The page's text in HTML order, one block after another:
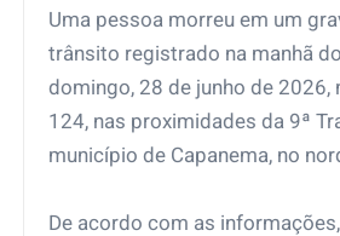
Uma pessoa morreu em um
trânsito registrado na manhã
domingo, 28 de junho de 2026,
124, nas proximidades da 9ª
município de Capanema, no
De acordo com as